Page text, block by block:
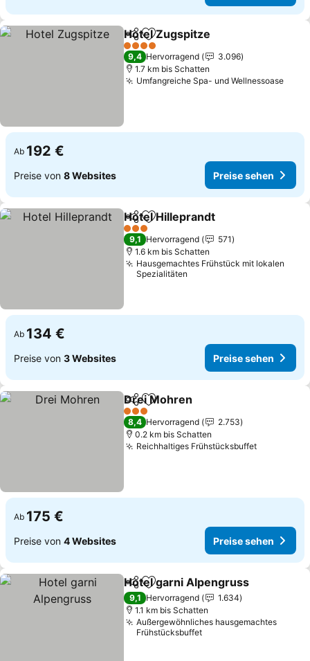
TeilenZu Favoriten hinzufügen
Hotel Zugspitze
4 Sterne
9,4 Hervorragend
3.096
1.7 km bis Schatten
Umfangreiche Spa- und Wellnessoase
Ab 192 €
Preise von 8 Websites Preise sehen
TeilenZu Favoriten hinzufügen
Hotel Hilleprandt
3 Sterne
9,1 Hervorragend
571
1.6 km bis Schatten
Hausgemachtes Frühstück mit lokalen
Spezialitäten
Ab 134 €
Preise von 3 Websites Preise sehen
TeilenZu Favoriten hinzufügen
Drei Mohren
3 Sterne
8,4 Hervorragend
2.753
0.2 km bis Schatten
Reichhaltiges Frühstücksbuffet
Ab 175 €
Preise von 4 Websites Preise sehen
TeilenZu Favoriten hinzufügen
Hotel garni Alpengruss
9,1 Hervorragend
1.634
1.1 km bis Schatten
Außergewöhnliches hausgemachtes
Frühstücksbuffet